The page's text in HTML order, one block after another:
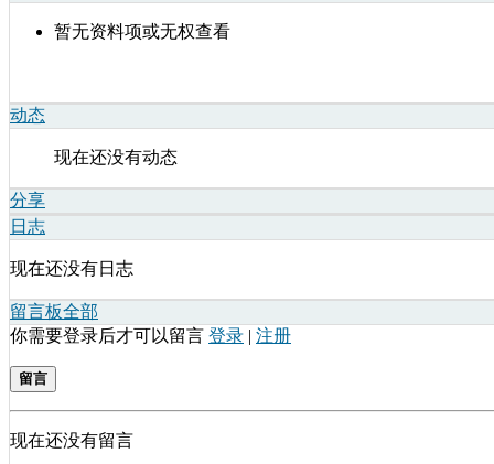
暂无资料项或无权查看
动态
现在还没有动态
分享
日志
现在还没有日志
留言板全部
你需要登录后才可以留言 登录 | 注册
留言
现在还没有留言